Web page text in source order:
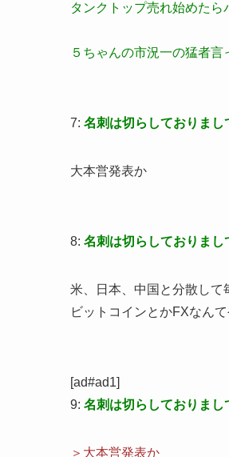
タンクトップ売れ始めたら
５ちゃんの市況一の猛者言
7: 名刺は切らしておりまし
大本営発表か
8: 名刺は切らしておりまし
米、日本、中国と分散し
ビットコインとかFXなん
[ad#ad1]
9: 名刺は切らしておりまし
＞大本営発表か